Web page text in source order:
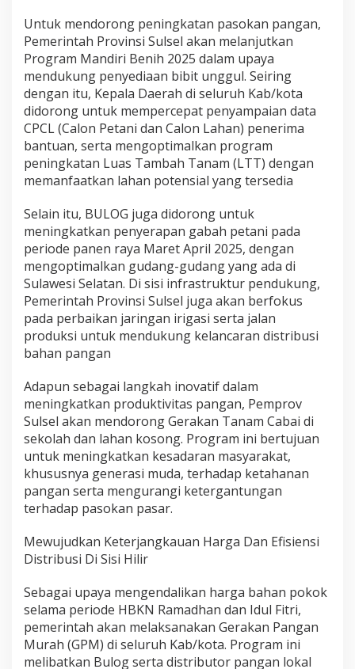
i
T
a
u
n
2
0
2
5
Untuk mendorong peningkatan pasokan pangan,
Pemerintah Provinsi Sulsel akan melanjutkan
Program Mandiri Benih 2025 dalam upaya
mendukung penyediaan bibit unggul. Seiring
dengan itu, Kepala Daerah di seluruh Kab/kota
didorong untuk mempercepat penyampaian data
CPCL (Calon Petani dan Calon Lahan) penerima
bantuan, serta mengoptimalkan program
peningkatan Luas Tambah Tanam (LTT) dengan
memanfaatkan lahan potensial yang tersedia
Selain itu, BULOG juga didorong untuk
meningkatkan penyerapan gabah petani pada
periode panen raya Maret April 2025, dengan
mengoptimalkan gudang-gudang yang ada di
Sulawesi Selatan. Di sisi infrastruktur pendukung,
Pemerintah Provinsi Sulsel juga akan berfokus
pada perbaikan jaringan irigasi serta jalan
produksi untuk mendukung kelancaran distribusi
bahan pangan
Adapun sebagai langkah inovatif dalam
meningkatkan produktivitas pangan, Pemprov
Sulsel akan mendorong Gerakan Tanam Cabai di
sekolah dan lahan kosong. Program ini bertujuan
untuk meningkatkan kesadaran masyarakat,
khususnya generasi muda, terhadap ketahanan
pangan serta mengurangi ketergantungan
terhadap pasokan pasar.
Mewujudkan Keterjangkauan Harga Dan Efisiensi
Distribusi Di Sisi Hilir
Sebagai upaya mengendalikan harga bahan pokok
selama periode HBKN Ramadhan dan Idul Fitri,
pemerintah akan melaksanakan Gerakan Pangan
Murah (GPM) di seluruh Kab/kota. Program ini
melibatkan Bulog serta distributor pangan lokal